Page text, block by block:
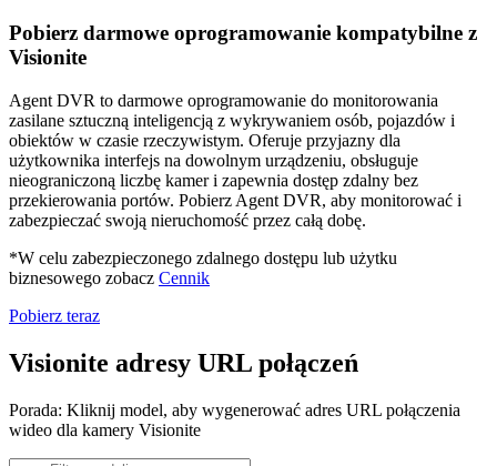
Pobierz darmowe oprogramowanie kompatybilne z
Visionite
Agent DVR to darmowe oprogramowanie do monitorowania
zasilane sztuczną inteligencją z wykrywaniem osób, pojazdów i
obiektów w czasie rzeczywistym. Oferuje przyjazny dla
użytkownika interfejs na dowolnym urządzeniu, obsługuje
nieograniczoną liczbę kamer i zapewnia dostęp zdalny bez
przekierowania portów. Pobierz Agent DVR, aby monitorować i
zabezpieczać swoją nieruchomość przez całą dobę.
*W celu zabezpieczonego zdalnego dostępu lub użytku
biznesowego zobacz Cennik
Pobierz teraz
Visionite adresy URL połączeń
Porada: Kliknij model, aby wygenerować adres URL połączenia
wideo dla kamery Visionite